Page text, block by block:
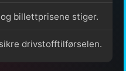
billettprisene stiger.
drivstofftilførselen.